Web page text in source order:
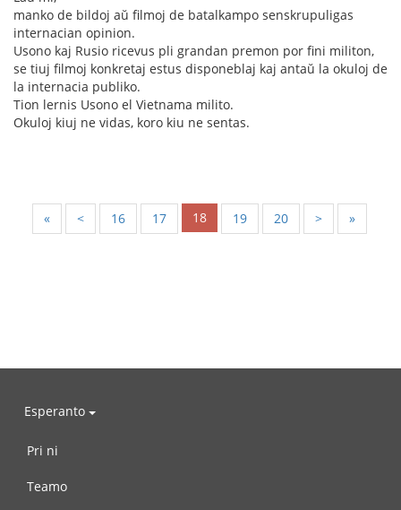
manko de bildoj aŭ filmoj de batalkampo senskrupuligas
internacian opinion.
Usono kaj Rusio ricevus pli grandan premon por fini militon,
se tiuj filmoj konkretaj estus disponeblaj kaj antaŭ la okuloj de
la internacia publiko.
Tion lernis Usono el Vietnama milito.
Okuloj kiuj ne vidas, koro kiu ne sentas.
« < 16 17 18 19 20 > »
Esperanto
Pri ni
Teamo